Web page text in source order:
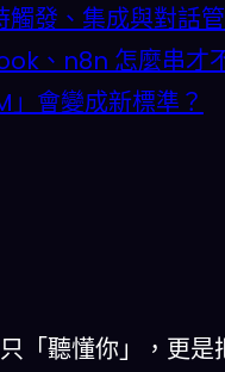
發、集成與對話
、n8n 怎麼串才
會變成新標準？
聽懂你」，更是